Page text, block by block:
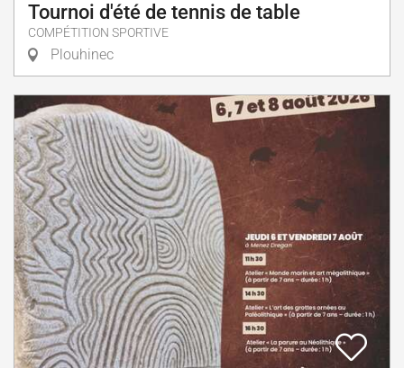
Tournoi d'été de tennis de table
COMPÉTITION SPORTIVE
Plouhinec